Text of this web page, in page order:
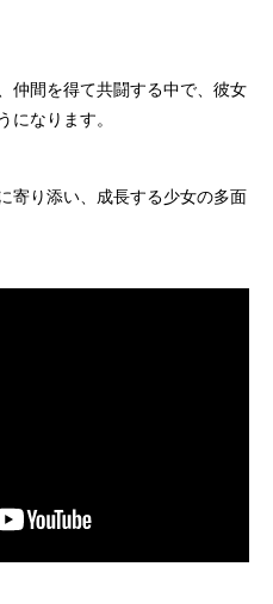
仲間を得て共闘する中で、彼女
になります。
寄り添い、成長する少女の多面